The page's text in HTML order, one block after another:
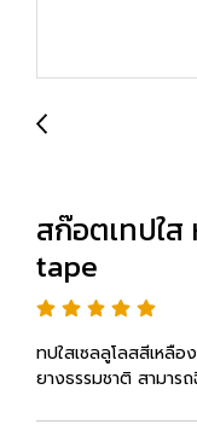
สก๊อตเทปใ
tape
ทปใสเซลลูโลสสีเหลื
ยางธรรมชาติ สามาร